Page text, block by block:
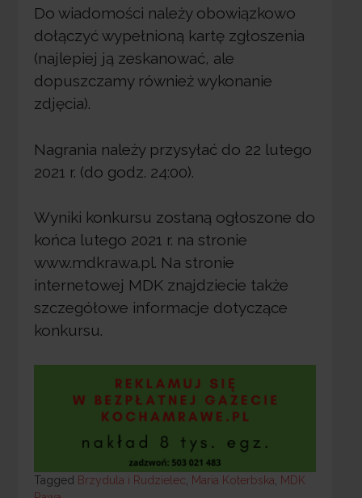
Do wiadomości należy obowiązkowo
dołączyć wypełnioną kartę zgłoszenia
(najlepiej ją zeskanować, ale
dopuszczamy również wykonanie
zdjęcia).
Nagrania należy przysyłać do 22 lutego
2021 r. (do godz. 24:00).
Wyniki konkursu zostaną ogłoszone do
końca lutego 2021 r. na stronie
www.mdkrawa.pl. Na stronie
internetowej MDK znajdziecie także
szczegółowe informacje dotyczące
konkursu.
Tagged
Tagged Brzydula i Rudzielec Maria Koterbska MDK